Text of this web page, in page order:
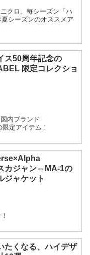
クロ。毎シーズン「ハ
シーズンのオススメア
ス50周年記念の
限定コレクショ
内ブランド
定アイテム！
カジャン⇔MA-1の
ジャケット
たくなる、ハイデザ